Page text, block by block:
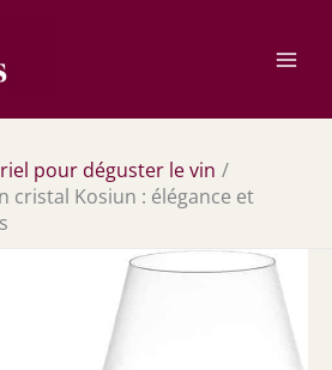
pour déguster le vin
cristal Kosiun : élégance et